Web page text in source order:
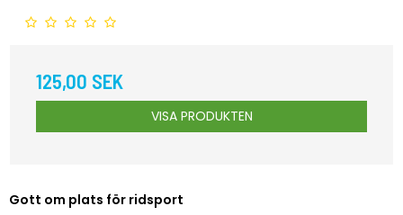
125,00 SEK
VISA PRODUKTEN
Gott om plats för ridsport